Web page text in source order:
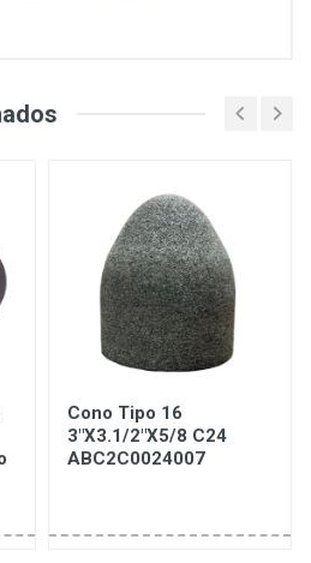
Cono Tipo 16
3"X3.1/2"X5/8 C24
ABC2C0024007